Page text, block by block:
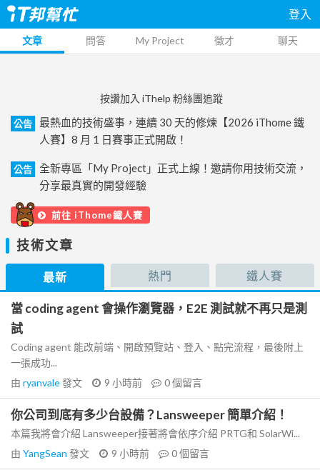
登入
文章 問答 My Project 徵才 聊天
按讚加入 iThelp 粉絲團追蹤
公告
最熱血的技術盛事，連續 30 天的修煉【2026 iThome 鐵
人賽】8 月 1 日賽事正式開啟！
公告
全新專區「My Project」正式上線！邀請你用技術交流，
分享最真實的開發經驗
前往 iThome鐵人賽
技術文章
最新 熱門 鐵人賽
當 coding agent 會操作瀏覽器，E2E 測試就不再只是測
試
Coding agent 能改前端、開啟預覽站、登入、點完流程，最後附上
一張成功...
由 ryanvale發文 9 小時前 0個留言
你公司到底有多少台設備？Lansweeper 簡單介紹！
本篇我將會介紹 Lansweeper接著將會依序介紹 PRTG和 SolarWi...
由 YangSean 發文 9 小時前 0個留言